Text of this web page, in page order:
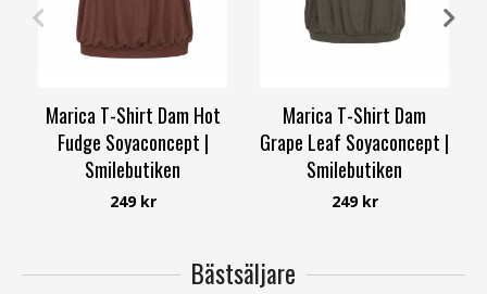
XS 3XL
Marica T-Shirt Dam Hot
Fudge Soyaconcept |
Smilebutiken
Soyaconcept
249 kr
S 3XL
Marica T-Shirt Dam
Grape Leaf Soyaconcept |
Smilebutiken
Soyaconcept
249 kr
Bästsäljare